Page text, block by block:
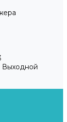
Выходной